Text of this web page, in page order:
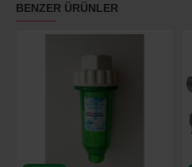
BENZER ÜRÜNLER